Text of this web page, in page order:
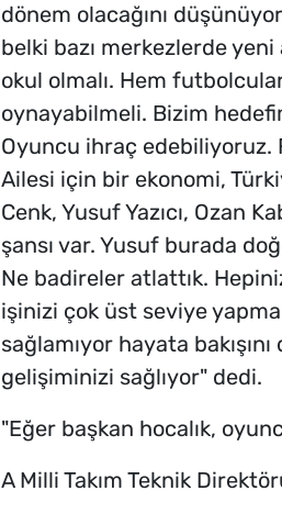
dönem olacağını
belki bazı merkezlerde yeni
okul olmalı. Hem
oynayabilmeli. Bizim
Oyuncu ihraç edebiliyoruz.
Ailesi için bir ekonomi,
Cenk, Yusuf Yazıcı, Ozan
şansı var. Yusuf burada
Ne badireler atlattık.
işinizi çok üst seviye
sağlamıyor hayata
gelişiminizi sağlıyor" dedi.
"Eğer başkan hocalık,
A Milli Takım Teknik